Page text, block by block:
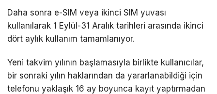
Daha sonra e-SIM veya ikinci SIM yuvası
kullanılarak 1 Eylül-31 Aralık tarihleri arasında ikinci
dört aylık kullanım tamamlanıyor.
Yeni takvim yılının başlamasıyla birlikte kullanıcılar,
bir sonraki yılın haklarından da yararlanabildiği için
telefonu yaklaşık 16 ay boyunca kayıt yaptırmadan